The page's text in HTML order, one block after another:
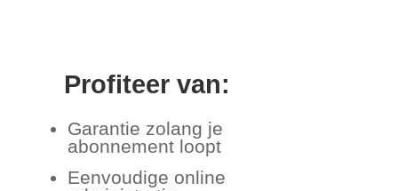
Profiteer van:
Garantie zolang je
abonnement loopt
Eenvoudige online